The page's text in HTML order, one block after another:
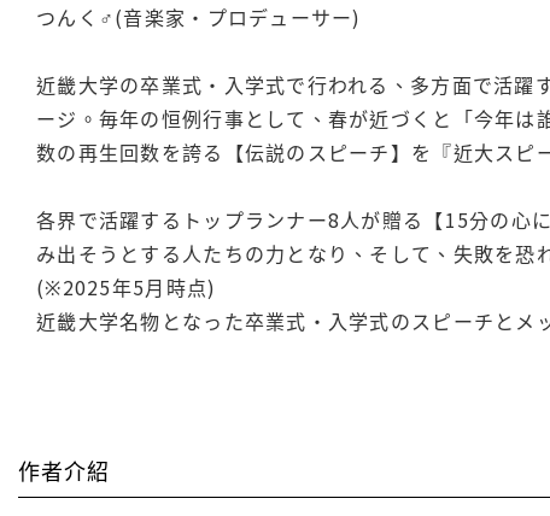
つんく♂(音楽家・プロデューサー)
近畿大学の卒業式・入学式で行われる、多方面で活
ージ。毎年の恒例行事として、春が近づくと「今年
数の再生回数を誇る【伝説のスピーチ】を『近大スピ
各界で活躍するトップランナー8人が贈る【15分の心
み出そうとする人たちの力となり、そして、失敗を
(※2025年5月時点)
近畿大学名物となった卒業式・入学式のスピーチと
作者介紹